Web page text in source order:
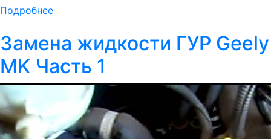
Подробнее
Замена жидкости ГУР Geely
MK Часть 1